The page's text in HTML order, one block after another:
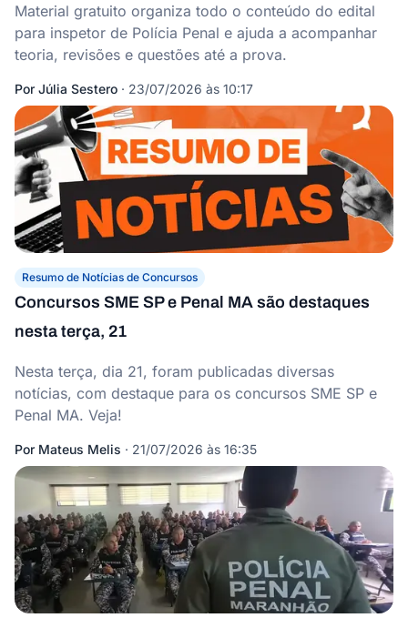
Material gratuito organiza todo o conteúdo do edital
para inspetor de Polícia Penal e ajuda a acompanhar
teoria, revisões e questões até a prova.
Por Júlia Sestero · 23/07/2026 às 10:17
Resumo de Notícias de Concursos
Concursos SME SP e Penal MA são destaques
nesta terça, 21
Nesta terça, dia 21, foram publicadas diversas
notícias, com destaque para os concursos SME SP e
Penal MA. Veja!
Por Mateus Melis · 21/07/2026 às 16:35